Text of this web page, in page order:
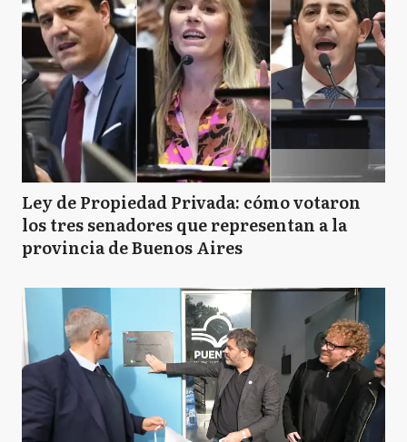
Ley de Propiedad Privada: cómo votaron
los tres senadores que representan a la
provincia de Buenos Aires